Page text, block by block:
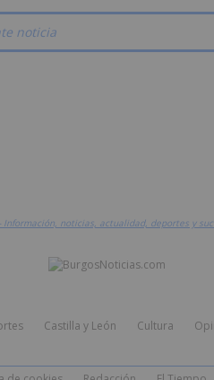
noticia
Información, noticias, actualidad, deportes y
Castilla y León Cultura